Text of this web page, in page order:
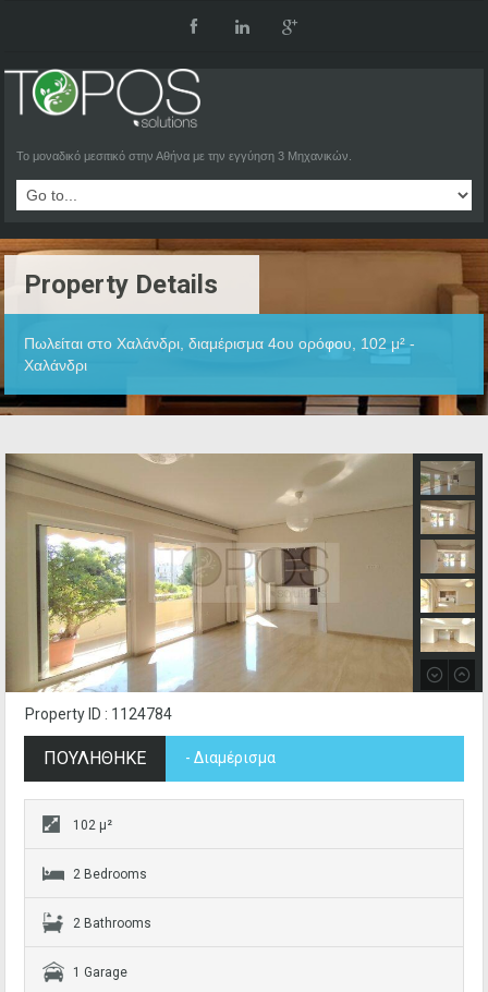
Το μοναδικό μεσιτικό στην Αθήνα με την εγγύηση 3 Μηχανικών.
Property Details
Πωλείται στο Χαλάνδρι, διαμέρισμα 4ου ορόφου, 102 μ² -
Χαλάνδρι
Property ID : 1124784
ΠΟΥΛΗΘΗΚΕ - Διαμέρισμα
102 μ²
2 Bedrooms
2 Bathrooms
1 Garage